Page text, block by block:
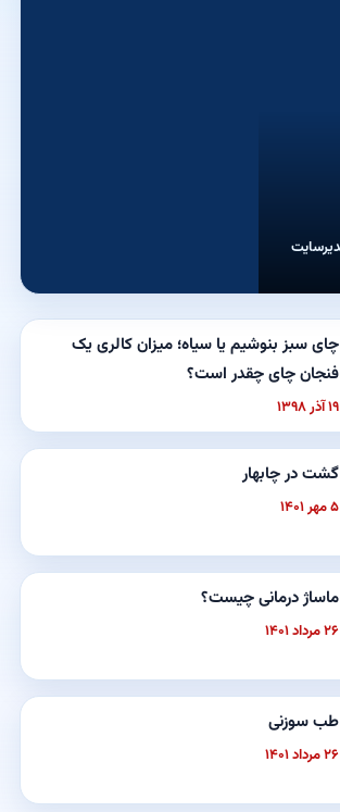
چای سبز بنوشیم یا سیاه؛ میزان کالری یک
فنجان چای چقدر است؟
۱۹ آذر ۱۳۹۸
گشت در چابهار
۵ مهر ۱۴۰۱
ماساژ درمانی چیست؟
۲۶ مرداد ۱۴۰۱
طب سوزنی
۲۶ مرداد ۱۴۰۱